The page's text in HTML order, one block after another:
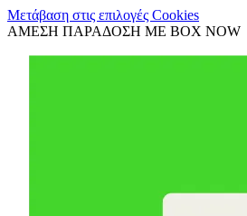
Μετάβαση στις επιλογές Cookies
ΑΜΕΣΗ ΠΑΡΑΔΟΣΗ ΜΕ BOX NOW